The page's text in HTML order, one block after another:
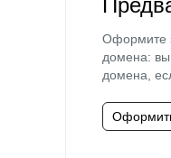
Оформите
домена: вы
домена,